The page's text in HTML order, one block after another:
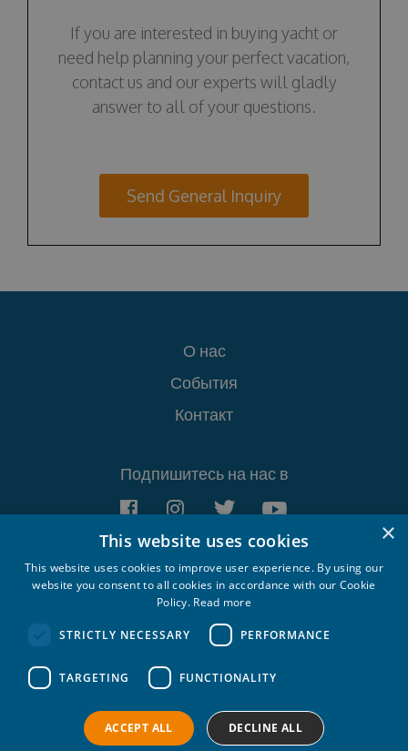
If you are interested in buying yacht or
need help planning your perfect vacation,
contact us and our experts will gladly
answer to all of your questions.
Send General Inquiry
О нас
События
Контакт
Подпишитесь на нас в
Croatia Yachting d.o.o. 2026. © All rights
reserved.
Политика
конфидециальности
использовании файлов cookie
×
This website uses cookies
This website uses cookies to improve user experience. By using our
website you consent to all cookies in accordance with our Cookie
Policy. Read more
STRICTLY NECESSARY PERFORMANCE
TARGETING FUNCTIONALITY
ACCEPT ALL DECLINE ALL